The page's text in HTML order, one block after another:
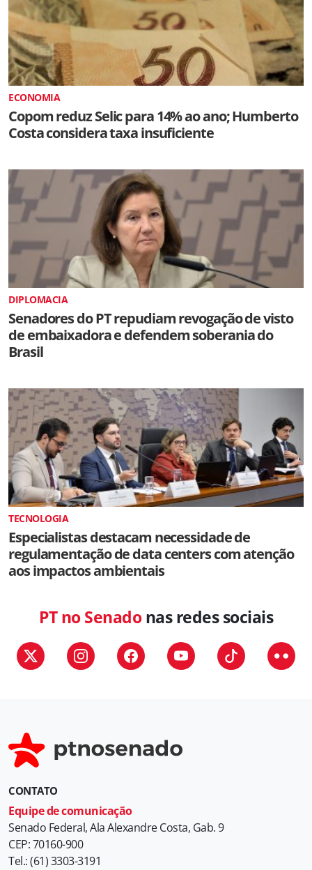
ECONOMIA
Copom reduz Selic para 14% ao ano; Humberto
Costa considera taxa insuficiente
DIPLOMACIA
Senadores do PT repudiam revogação de visto
de embaixadora e defendem soberania do
Brasil
TECNOLOGIA
Especialistas destacam necessidade de
regulamentação de data centers com atenção
aos impactos ambientais
PT no Senadonas redes sociais
CONTATO
Equipe de comunicação
Senado Federal, Ala Alexandre Costa, Gab. 9
CEP: 70160-900
Tel.: (61) 3303-3191